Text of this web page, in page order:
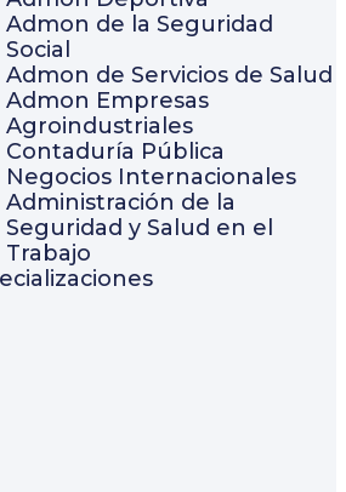
Admon de la Seguridad
Social
Admon de Servicios de Salud
Admon Empresas
Agroindustriales
Contaduría Pública
Negocios Internacionales
Administración de la
Seguridad y Salud en el
Trabajo